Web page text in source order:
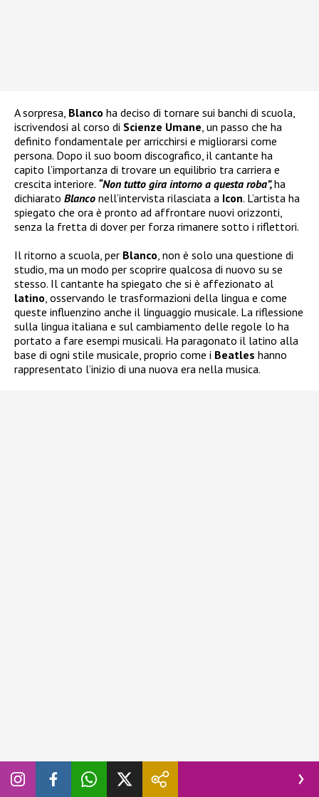
A sorpresa, Blanco ha deciso di tornare sui banchi di scuola,
iscrivendosi al corso di Scienze Umane, un passo che ha
definito fondamentale per arricchirsi e migliorarsi come
persona. Dopo il suo boom discografico, il cantante ha
capito l’importanza di trovare un equilibrio tra carriera e
crescita interiore. “Non tutto gira intorno a questa roba”,ha
dichiarato Blanco nell’intervista rilasciata a Icon. L’artista ha
spiegato che ora è pronto ad affrontare nuovi orizzonti,
senza la fretta di dover per forza rimanere sotto i riflettori.
Il ritorno a scuola, per Blanco, non è solo una questione di
studio, ma un modo per scoprire qualcosa di nuovo su se
stesso. Il cantante ha spiegato che si è affezionato al
latino, osservando le trasformazioni della lingua e come
queste influenzino anche il linguaggio musicale. La riflessione
sulla lingua italiana e sul cambiamento delle regole lo ha
portato a fare esempi musicali. Ha paragonato il latino alla
base di ogni stile musicale, proprio come i Beatles hanno
rappresentato l’inizio di una nuova era nella musica.